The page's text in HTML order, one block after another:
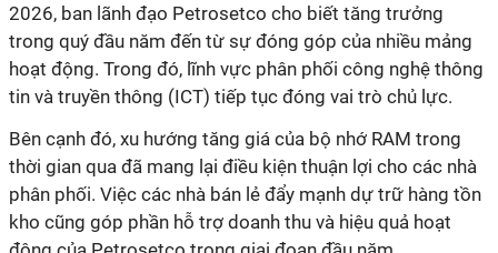
2026, ban lãnh đạo Petrosetco cho biết tăng trưởng
trong quý đầu năm đến từ sự đóng góp của nhiều mảng
hoạt động. Trong đó, lĩnh vực phân phối công nghệ thông
tin và truyền thông (ICT) tiếp tục đóng vai trò chủ lực.
Bên cạnh đó, xu hướng tăng giá của bộ nhớ RAM trong
thời gian qua đã mang lại điều kiện thuận lợi cho các nhà
phân phối. Việc các nhà bán lẻ đẩy mạnh dự trữ hàng tồn
kho cũng góp phần hỗ trợ doanh thu và hiệu quả hoạt